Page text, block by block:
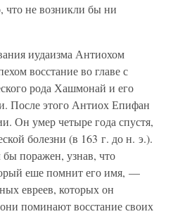
что не возникли бы ни
иудаизма Антиохом
восстание во главе с
рода Хашмонай и его
После этого Антиох Епифан
Он умер четыре года спустя,
болезни (в 163 г. до н. э.).
поражен, узнав, что
еше помнит его имя, —
евреев, которых он
поминают восстание своих